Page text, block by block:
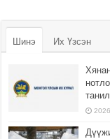
Шинэ Их Үзсэн